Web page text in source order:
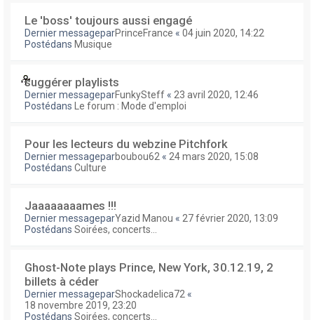
Le 'boss' toujours aussi engagé
Dernier messageparPrinceFrance « 04 juin 2020, 14:22
Postédans Musique
suggérer playlists
Dernier messageparFunkySteff « 23 avril 2020, 12:46
Postédans
Le forum : Mode d'emploi
Pour les lecteurs du webzine Pitchfork
Dernier messageparboubou62 « 24 mars 2020, 15:08
Postédans Culture
Jaaaaaaaames !!!
Dernier messageparYazid Manou « 27 février 2020, 13:09
Postédans Soirées, concerts...
Ghost-Note plays Prince, New York, 30.12.19, 2
billets à céder
Dernier messageparShockadelica72 «
18 novembre 2019, 23:20
Postédans Soirées, concerts...